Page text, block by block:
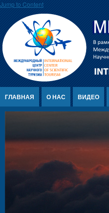
Jump to Content
ГЛАВНАЯ О НАС ВИДЕО